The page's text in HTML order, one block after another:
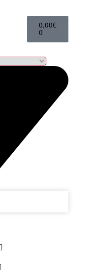
0,00€
0